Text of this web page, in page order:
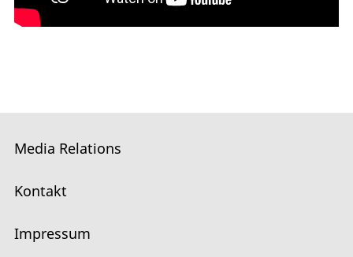
Media Relations
Kontakt
Impressum